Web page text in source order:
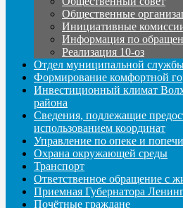
Общественные
Инициативные
Информация по
Реализация 10-оз
Отдел муниципальной
Формирование комфортной
Инвестиционный климат
района
Сведения, подлежащие
использованием координат
Управление по опеке и
Охрана окружающей среды
Транспорт
Ответственное обращение с
Приемная Губернатора
Почётные граждане